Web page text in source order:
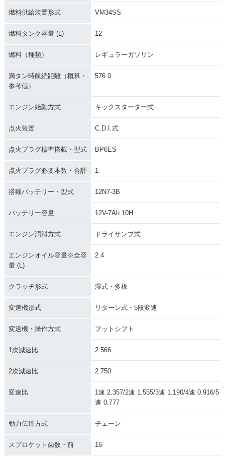
燃料供給装置形式 VM34SS
燃料タンク容量 (L) 12
燃料（種類） レギュラーガソリン
満タン時航続距離（概算・
参考値）
576.0
エンジン始動方式 キックスターター式
点火装置 C.D.I.式
点火プラグ標準搭載・型式 BP6ES
点火プラグ必要本数・合計 1
搭載バッテリー・型式 12N7-3B
バッテリー容量 12V-7Ah 10H
エンジン潤滑方式 ドライサンプ式
エンジンオイル容量※全容
量 (L)
2.4
クラッチ形式 湿式・多板
変速機形式 リターン式・5段変速
変速機・操作方式 フットシフト
1次減速比 2.566
2次減速比 2.750
変速比
1速 2.357/2速 1.555/3速 1.190/4速 0.916/5
速 0.777
動力伝達方式 チェーン
スプロケット歯数・前 16